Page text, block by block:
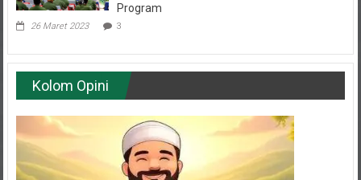
26 Maret 2023 3
Kolom Opini